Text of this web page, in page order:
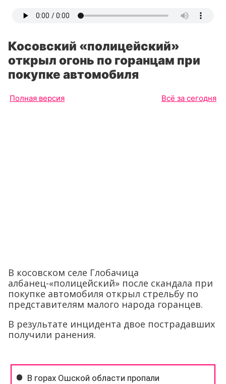
Косовский «полицейский»
открыл огонь по горанцам при
покупке автомобиля
Полная версия Всё за сегодня
В косовском селе Глобачица
албанец-«полицейский» после скандала при
покупке автомобиля открыл стрельбу по
представителям малого народа горанцев.
В результате инцидента двое пострадавших
получили ранения.